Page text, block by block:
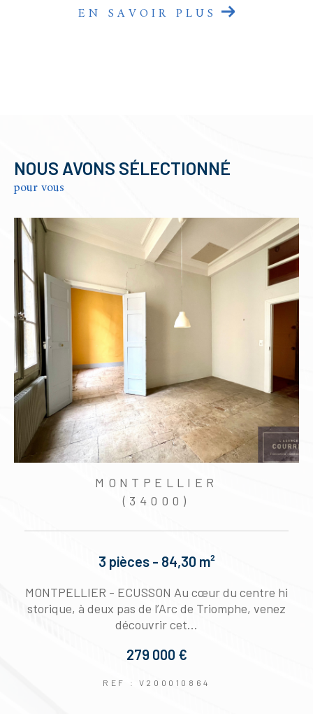
EN SAVOIR PLUS
NOUS AVONS SÉLECTIONNÉ
pour vous
MONTPELLIER
(34000)
3 pièces - 84,30 m²
MONTPELLIER - ECUSSON Au cœur du centre hi
storique, à deux pas de l’Arc de Triomphe, venez
découvrir cet...
279 000 €
REF : V200010864